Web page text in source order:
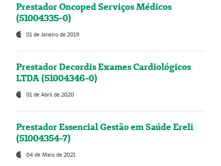
Prestador Oncoped Serviços Médicos
(51004335-0)
01 de Janeiro de 2019
Prestador Decordis Exames Cardiológicos
LTDA (51004346-0)
01 de Abril de 2020
Prestador Essencial Gestão em Saúde Ereli
(51004354-7)
04 de Maio de 2021